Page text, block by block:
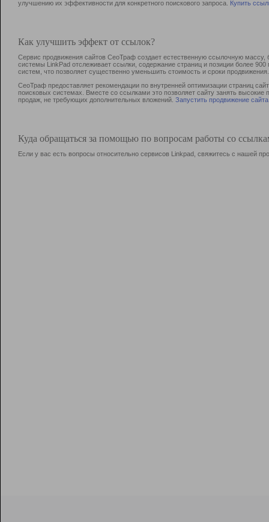
улучшению их эффективности для конкретного поискового запроса. Купить
Как улучшить эффект от ссылок?
Сервис продвижения сайтов СеоТраф создает естественную ссылочную
системы LinkPad отслеживает ссылки, содержание страниц и позиции более
систем, что позволяет существенно уменьшить стоимость и сроки продвижения.
СеоТраф предоставляет рекомендации по внутренней оптимизации страниц
поисковых системах. Вместе со ссылками это позволяет сайту занять
продаж, не требующих дополнительных вложений. Запустить продвижение сайта
Куда обращаться за помощью по вопросам работы со
Если у вас есть вопросы относительно сервисов Linkpad, свяжитесь с нашей